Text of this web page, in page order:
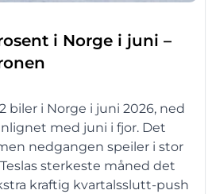
i Norge i juni –
biler i Norge i juni 2026, ned
med juni i fjor. Det
nedgangen speiler i stor
sterkeste måned det
kraftig kvartalsslutt-push